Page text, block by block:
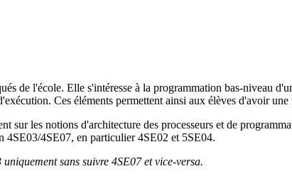
de l'école. Elle s'intéresse à la programmation bas-niveau
Ces éléments permettent ainsi aux élèves d'avoir
les notions d'architecture des processeurs et de
4SE03/4SE07, en particulier 4SE02 et 5SE04.
sans suivre 4SE07 et vice-versa.